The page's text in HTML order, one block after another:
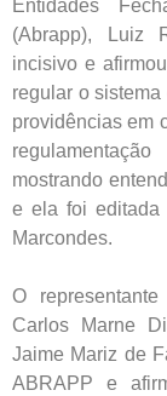
Entidades
(Abrapp), Luiz
incisivo e
regular o
providências em
mostrando
e ela foi editada
Marcondes.
O
Carlos Marne
Jaime Mariz de
ABRAPP e